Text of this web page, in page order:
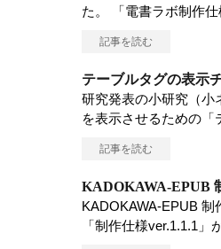
た。 「電書ラボ制作仕
記事を読む
テーブルタグの表示
研究発表の小研究（小
を表示させるための
記事を読む
KADOKAWA-EPUB
KADOKAWA-EPUB 制
「制作仕様ver.1.1.1」